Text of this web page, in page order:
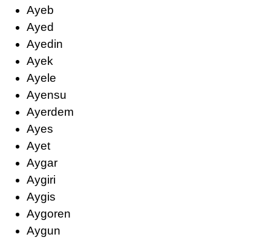
Ayeb
Ayed
Ayedin
Ayek
Ayele
Ayensu
Ayerdem
Ayes
Ayet
Aygar
Aygiri
Aygis
Aygoren
Aygun